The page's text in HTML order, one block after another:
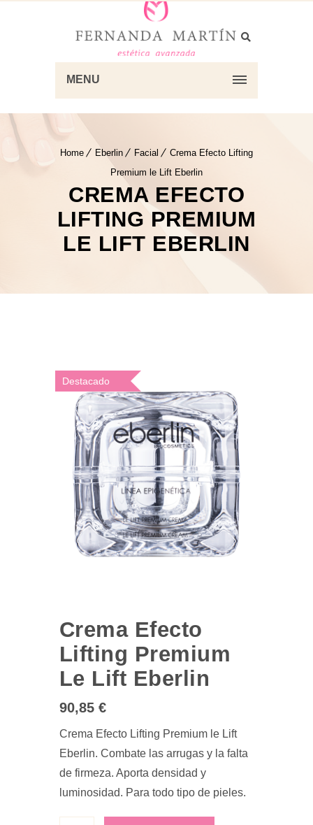
MENU
Home Eberlin Facial
Crema Efecto Lifting
Premium le Lift Eberlin
CREMA EFECTO
LIFTING PREMIUM
LE LIFT EBERLIN
Destacado
Crema Efecto
Lifting Premium
Le Lift Eberlin
90,85 €
Crema Efecto Lifting Premium le Lift
Eberlin. Combate las arrugas y la falta
de firmeza. Aporta densidad y
luminosidad. Para todo tipo de pieles.